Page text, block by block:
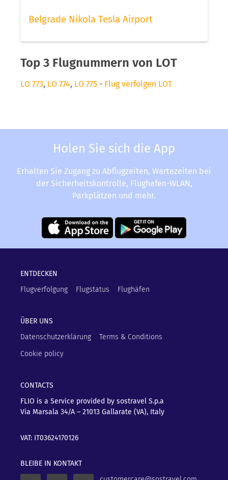
Belgrade Nikola Tesla Airport
Top 3 Flugnummern von LOT
LO 773, LO 774, LO 775 - Flug verfolgen LOT
Holen Sie sich die App
Erhalten Sie Zugang zu Abflugzeiten, Wartezeiten bei
der Sicherheitskontrolle, Flughafen-WLAN,
Parkplätzen und mehr.
ENTDECKEN
Flugverfolgung
Flugstatus Flughäfen
ÜBER UNS
Datenschutzerklärung
Terms & Conditions
Cookie policy
CONTACTS
FLIO is a Service provided by sostravel S.p.a
Via Marsala 34/A – 21013 Gallarate (VA), Italy
VAT: IT03624170126
BLEIBE IN KONTAKT